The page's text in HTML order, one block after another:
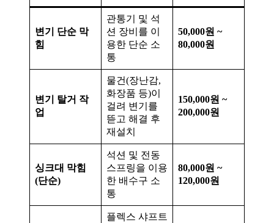
변기 단순 막
힘
관통기 및 석
션 장비를 이
용한 단순 소
통
50,000원 ~
80,000원
변기 탈거 작
업
물건(장난감,
화장품 등)이
걸려 변기를
뜯고 해결 후
재설치
150,000원 ~
200,000원
싱크대 막힘
(단순)
석션 및 전동
스프링을 이용
한 배수구 소
통
80,000원 ~
120,000원
플렉스 샤프트